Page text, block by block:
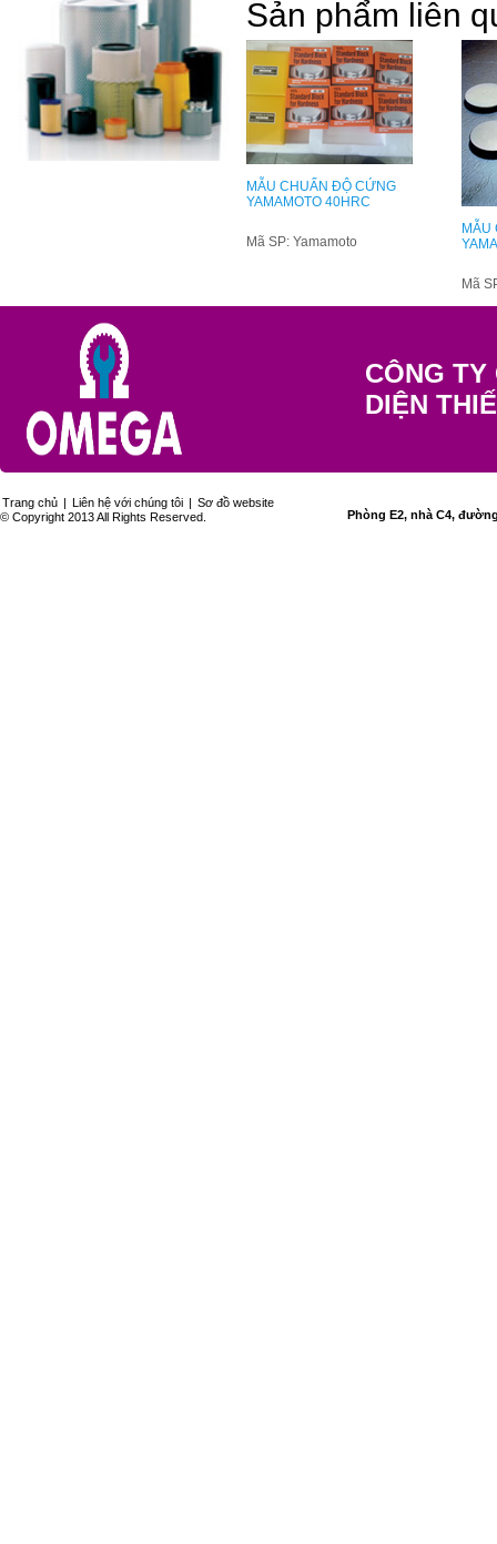
Sản phẩm liên
MẪU CHUẨN ĐỘ CỨNG
YAMAMOTO 40HRC
Mã SP: Yamamoto
MẪU
Mã
CÔNG
DIỆN
Trang chủ | Liên hệ với chúng tôi | Sơ đồ website
© Copyright 2013 All Rights Reserved.
Phòng E2, nhà C4,